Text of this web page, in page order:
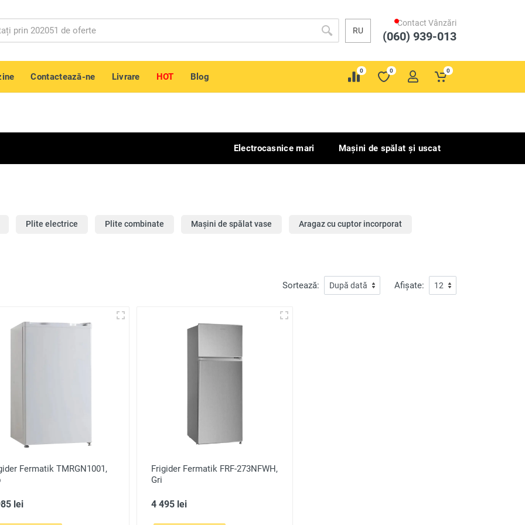
RU
Contact Vânzări
(060) 939-013
Contactează-ne Livrare HOT Blog
0 0 0
Electrocasnice mari Mașini de spălat și uscat
Plite electrice Plite combinate Mașini de spălat vase Aragaz cu cuptor incorporat
Sortează: Afișate:
Fermatik TMRGN1001,
lei
Frigider Fermatik FRF-273NFWH,
Gri
4 495 lei